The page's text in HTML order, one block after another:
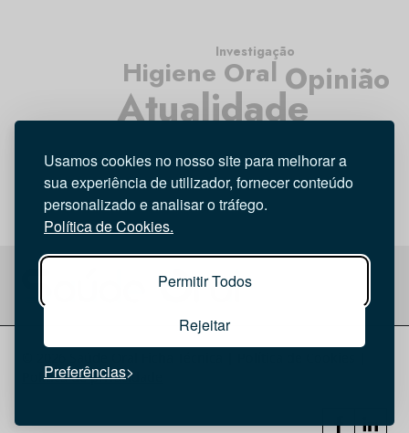
Usamos cookies no nosso site para melhorar a
sua experiência de utilizador, fornecer conteúdo
personalizado e analisar o tráfego.
Política de Cookies.
Permitir Todos
Rejeitar
Preferências
Atualidade
Higiene Oral
Entrevista
Opinião
Tecnologia
Investigação
Política de privacidade